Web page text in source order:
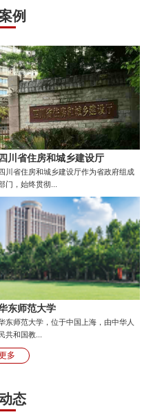
例
四川省住房和城乡建设厅
川省住房和城乡建设厅作为省政府组成
门，始终贯彻...
东师范大学
东师范大学，位于中国上海，由中华人
共和国教...
多
态